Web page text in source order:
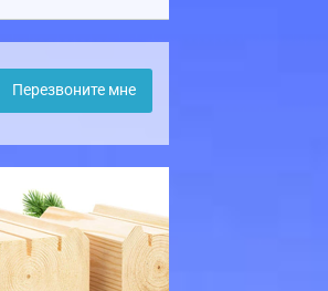
Перезвоните мне